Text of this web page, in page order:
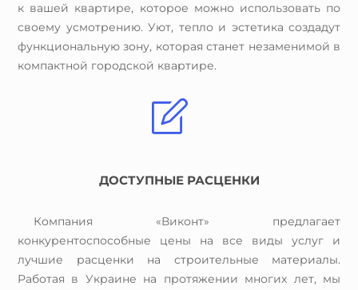
к вашей квартире, которое можно использовать по
своему усмотрению. Уют, тепло и эстетика создадут
функциональную зону, которая станет незаменимой в
компактной городской квартире.
ДОСТУПНЫЕ РАСЦЕНКИ
Компания «Виконт» предлагает
конкурентоспособные цены на все виды услуг и
лучшие расценки на строительные материалы.
Работая в Украине на протяжении многих лет, мы